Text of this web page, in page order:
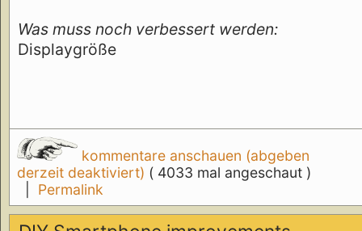
Was muss noch verbessert werden:
Displaygröße
kommentare anschauen (abgeben
derzeit deaktiviert) ( 4033 mal angeschaut )
Permalink